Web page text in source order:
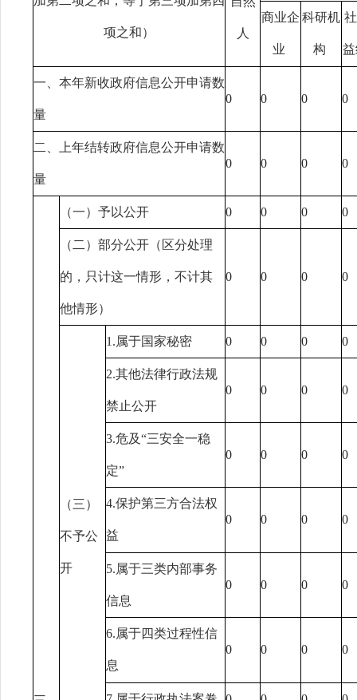
项之和） 人
商业企
业
科研机
构
一、本年新收政府信息公开申请数
量
0 0 0 0
二、上年结转政府信息公开申请数
量
0 0 0 0
（一）予以公开 0 0 0 0
（二）部分公开（区分处理
的，只计这一情形，不计其
他情形）
0 0 0 0
（三）
不予公
开
1.属于国家秘密 0 0 0 0
2.其他法律行政法规
禁止公开
0 0 0 0
3.危及“三安全一稳
定”
0 0 0 0
4.保护第三方合法权
益
0 0 0 0
5.属于三类内部事务
信息
0 0 0 0
6.属于四类过程性信
息
0 0 0 0